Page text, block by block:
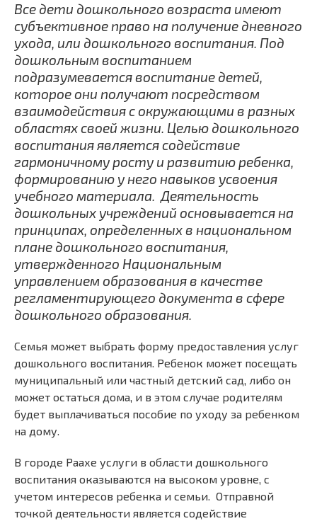
Все дети дошкольного возраста имеют
субъективное право на получение дневного
ухода, или дошкольного воспитания. Под
дошкольным воспитанием
подразумевается воспитание детей,
которое они получают посредством
взаимодействия с окружающими в разных
областях своей жизни. Целью дошкольного
воспитания является содействие
гармоничному росту и развитию ребенка,
формированию у него навыков усвоения
учебного материала. Деятельность
дошкольных учреждений основывается на
принципах, определенных в национальном
плане дошкольного воспитания,
утвержденного Национальным
управлением образования в качестве
регламентирующего документа в сфере
дошкольного образования.
Семья может выбрать форму предоставления услуг
дошкольного воспитания. Ребенок может посещать
муниципальный или частный детский сад, либо он
может остаться дома, и в этом случае родителям
будет выплачиваться пособие по уходу за ребенком
на дому.
В городе Раахе услуги в области дошкольного
воспитания оказываются на высоком уровне, с
учетом интересов ребенка и семьи. Отправной
точкой деятельности является содействие